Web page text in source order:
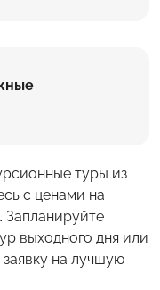
туры из
с ценами на
Запланируйте
выходного дня или
на лучшую